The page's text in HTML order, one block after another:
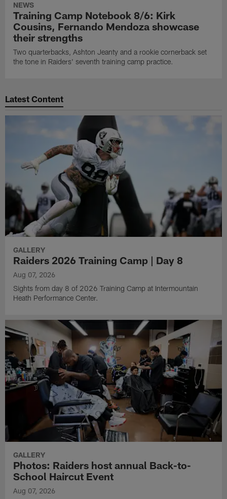
NEWS
Training Camp Notebook 8/6: Kirk
Cousins, Fernando Mendoza showcase
their strengths
Two quarterbacks, Ashton Jeanty and a rookie cornerback set
the tone in Raiders' seventh training camp practice.
Latest Content
GALLERY
Raiders 2026 Training Camp | Day 8
Aug 07, 2026
Sights from day 8 of 2026 Training Camp at Intermountain
Heath Performance Center.
GALLERY
Photos: Raiders host annual Back-to-
School Haircut Event
Aug 07, 2026